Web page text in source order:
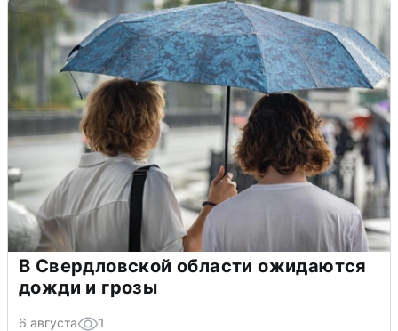
В Свердловской области ожидаются
дожди и грозы
6 августа 1